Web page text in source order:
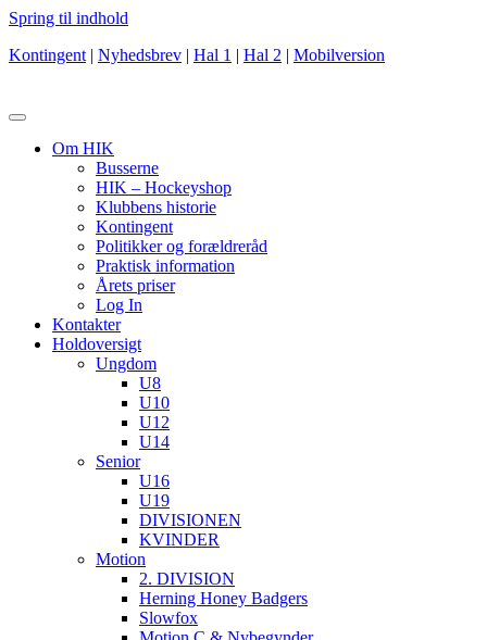
Spring til indhold
Kontingent | Nyhedsbrev | Hal 1 | Hal 2 | Mobilversion
Om HIK
Busserne
HIK – Hockeyshop
Klubbens historie
Kontingent
Politikker og forældreråd
Praktisk information
Årets priser
Log In
Kontakter
Holdoversigt
Ungdom
U8
U10
U12
U14
Senior
U16
U19
DIVISIONEN
KVINDER
Motion
2. DIVISION
Herning Honey Badgers
Slowfox